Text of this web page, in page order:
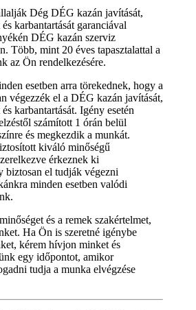
Dég DÉG kazán javítását,
karbantartását garanciával
DÉG kazán szerviz
Több, mint 20 éves tapasztalattal a
az Ön rendelkezésére.
esetben arra törekednek, hogy a
végezzék el a DÉG kazán javítását,
karbantartását. Igény esetén
számított 1 órán belül
és megkezdik a munkát.
kiváló minőségű
érkeznek ki
biztosan el tudják végezni
minden esetben valódi
és a remek szakértelmet,
Ha Ön is szeretné igénybe
kérem hívjon minket és
egy időpontot, amikor
tudja a munka elvégzése